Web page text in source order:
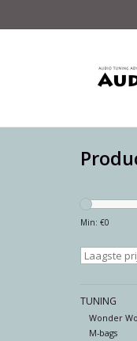
Min: €0
TUNING
Wonder
M-bags